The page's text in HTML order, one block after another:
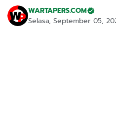
WARTAPERS.COM
Selasa, September 05,